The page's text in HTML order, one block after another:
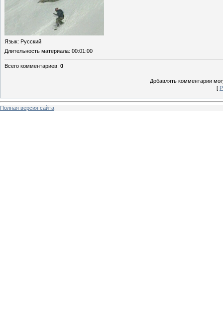
Язык: Русский
Длительность материала: 00:01:00
Всего комментариев: 0
Добавлять комментарии
[
Полная версия сайта